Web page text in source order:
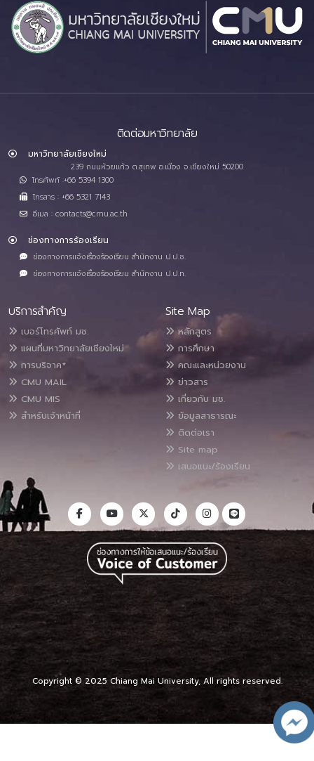
ติดต่อมหาวิทยาลัย
มหาวิทยาลัยเชียงใหม่
239 ถนนห้วยแก้ว ต.สุเทพ อ.เมือง จ.เชียงใหม่ 50200
โทรศัพท์ :+66 5394 1300
โทรสาร : +66 5321 7143
อีเมล : contacts@cmu.ac.th
ช่องทางการร้องเรียน
ช่องทางการแจ้งเรื่องร้องเรียน สำนักงาน ป.ป.ช.
ช่องทางการแจ้งเรื่องร้องเรียน สำนักงาน ป.ป.ท.
บริการสำคัญ
เบอร์โทรศัพท์ มช.
แผนที่มหาวิทยาลัยเชียงใหม่
การบริจาค*
CMU MAIL
CMU MIS
สำหรับเจ้าหน้าที่
Site Map
หลักสูตร
การศึกษา
คณะและหน่วยงาน
ข่าวสาร
เกี่ยวกับ มช.
ข้อมูลสาธารณะ
ติดต่อเรา
Site map
เสนอแนะ/ร้องเรียน
Copyright © 2025 Chiang Mai University, All rights reserved.